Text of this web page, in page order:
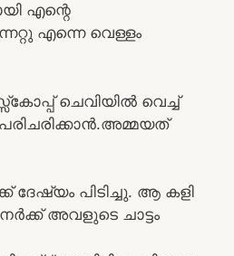
എന്റെ
എന്നെ വെള്ളം
ചെവിയിൽ വെച്ച്
പരിചരിക്കാൻ.അമ്മയത്
ദേഷ്യം പിടിച്ചു. ആ കളി
അവളുടെ ചാട്ടം